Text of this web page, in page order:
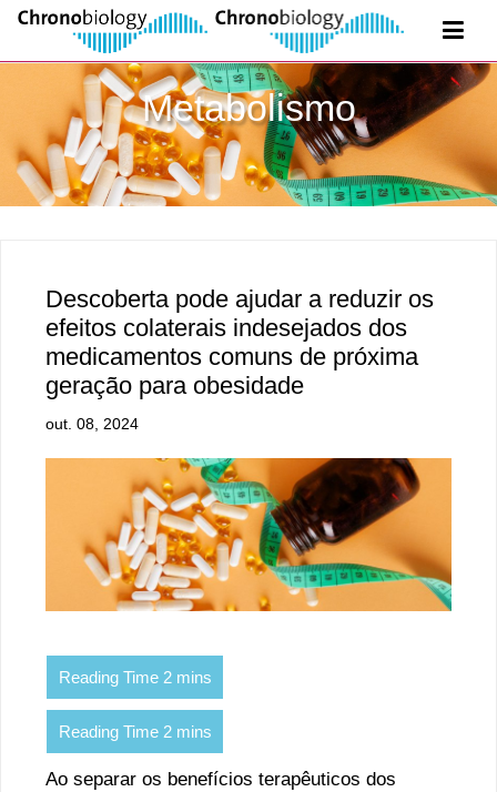
Metabolismo
Descoberta pode ajudar a reduzir os
efeitos colaterais indesejados dos
medicamentos comuns de próxima
geração para obesidade
out. 08, 2024
Ao separar os benefícios terapêuticos dos